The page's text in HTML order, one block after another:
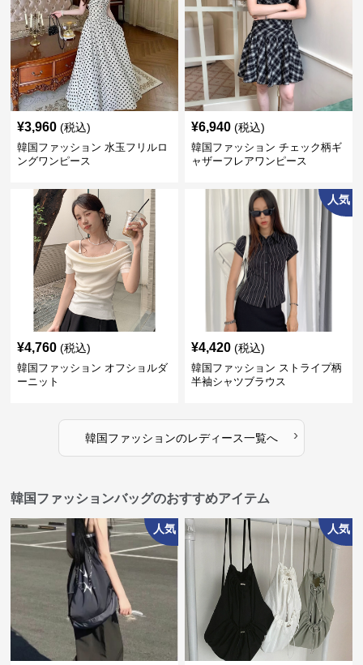
¥3,960 (税込)
韓国ファッション 水玉フリルロ
ングワンピース
¥6,940 (税込)
韓国ファッション チェック柄ギ
ャザーフレアワンピース
¥4,760 (税込)
韓国ファッション オフショルダ
ーニット
人気
¥4,420 (税込)
韓国ファッション ストライプ柄
半袖シャツブラウス
韓国ファッションのレディース一覧へ ›
韓国ファッションバッグのおすすめアイテム
人気 人気